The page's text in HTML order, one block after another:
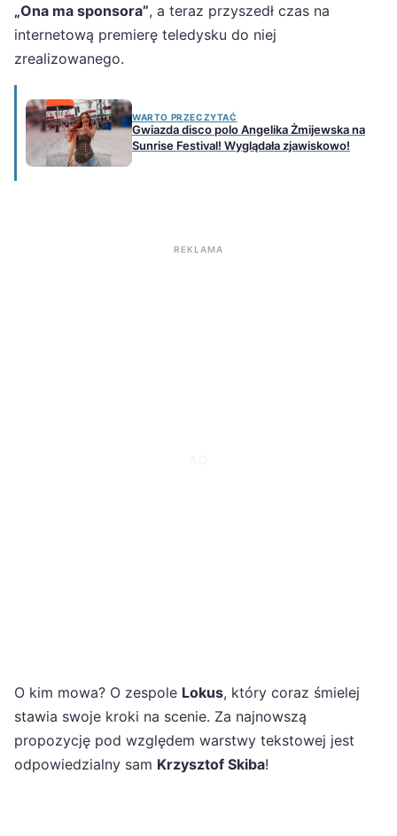
„Ona ma sponsora”, a teraz przyszedł czas na
internetową premierę teledysku do niej
zrealizowanego.
WARTO PRZECZYTAĆ
Gwiazda disco polo Angelika Żmijewska na
Sunrise Festival! Wyglądała zjawiskowo!
REKLAMA
O kim mowa? O zespole Lokus, który coraz śmielej
stawia swoje kroki na scenie. Za najnowszą
propozycję pod względem warstwy tekstowej jest
odpowiedzialny sam Krzysztof Skiba!